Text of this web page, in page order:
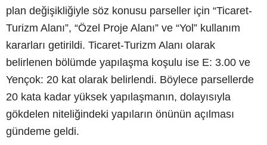
plan değişikliğiyle söz konusu parseller için “Ticaret-
Turizm Alanı”, “Özel Proje Alanı” ve “Yol” kullanım
kararları getirildi. Ticaret-Turizm Alanı olarak
belirlenen bölümde yapılaşma koşulu ise E: 3.00 ve
Yençok: 20 kat olarak belirlendi. Böylece parsellerde
20 kata kadar yüksek yapılaşmanın, dolayısıyla
gökdelen niteliğindeki yapıların önünün açılması
gündeme geldi.